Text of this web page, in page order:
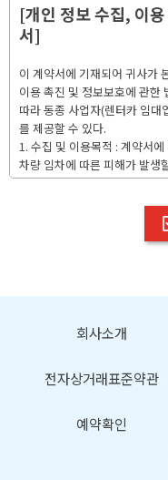
[개인 정보 수집, 이
서]
이 계약서에 기재되어 귀사가
이용 촉진 및 정보보호에 관한
따라 동종 사업자(렌터카 임대
를 제공할 수 있다.
1. 수집 및 이용목적 : 계약서
차량 임차에 따른 피해가 발생
공서와 동종 사업자에 정보 제
4. 개인 정보 동의를 거부할
회사소개
전자상거래표준약관
예약확인